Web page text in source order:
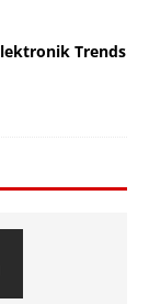
Trends